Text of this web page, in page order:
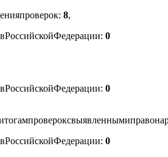
проверок: 8,
РоссийскойФедерации: 0
РоссийскойФедерации: 0
провероксвыявленными
РоссийскойФедерации: 0